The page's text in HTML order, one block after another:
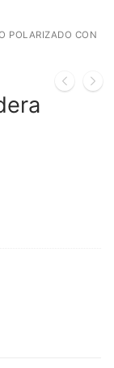
POLARIZADO CON